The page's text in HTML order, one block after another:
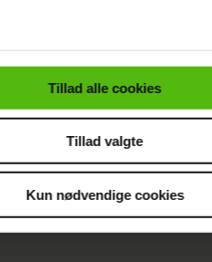
cookiepolitik.
Tillad alle cookies
Tillad valgte
Kun nødvendige cookies